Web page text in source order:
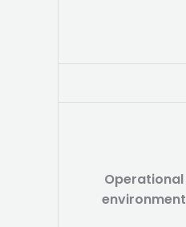
Operational
environment